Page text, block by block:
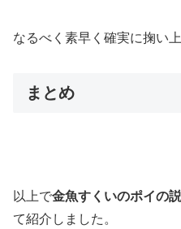
なるべく素早く確実に掬い
まとめ
以上で金魚すくいのポイの
て紹介しました。